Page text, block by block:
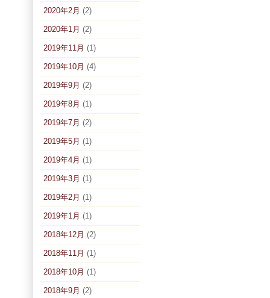
2020年2月 (2)
2020年1月 (2)
2019年11月 (1)
2019年10月 (4)
2019年9月 (2)
2019年8月 (1)
2019年7月 (2)
2019年5月 (1)
2019年4月 (1)
2019年3月 (1)
2019年2月 (1)
2019年1月 (1)
2018年12月 (2)
2018年11月 (1)
2018年10月 (1)
2018年9月 (2)